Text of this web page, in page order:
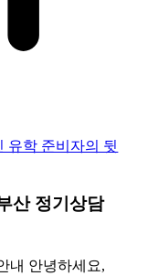
산 정기상담
내 안녕하세요,